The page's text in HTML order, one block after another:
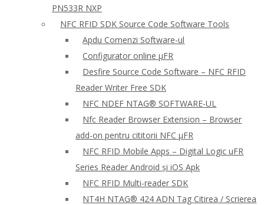
PN533R NXP
NFC RFID SDK Source Code Software Tools
Apdu Comenzi Software-ul
Configurator online μFR
Desfire Source Code Software – NFC RFID
Reader Writer Free SDK
NFC NDEF NTAG® SOFTWARE-UL
Nfc Reader Browser Extension – Browser
add-on pentru cititorii NFC μFR
NFC RFID Mobile Apps – Digital Logic uFR
Series Reader Android și iOS Apk
NFC RFID Multi-reader SDK
NT4H NTAG® 424 ADN Tag Citirea / Scrierea